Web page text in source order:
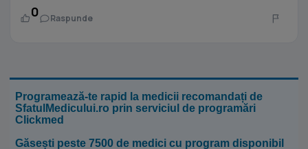
0 Raspunde
Programează-te rapid la medicii recomandați de
SfatulMedicului.ro prin serviciul de programări
Clickmed
Găsești peste 7500 de medici cu program disponibil